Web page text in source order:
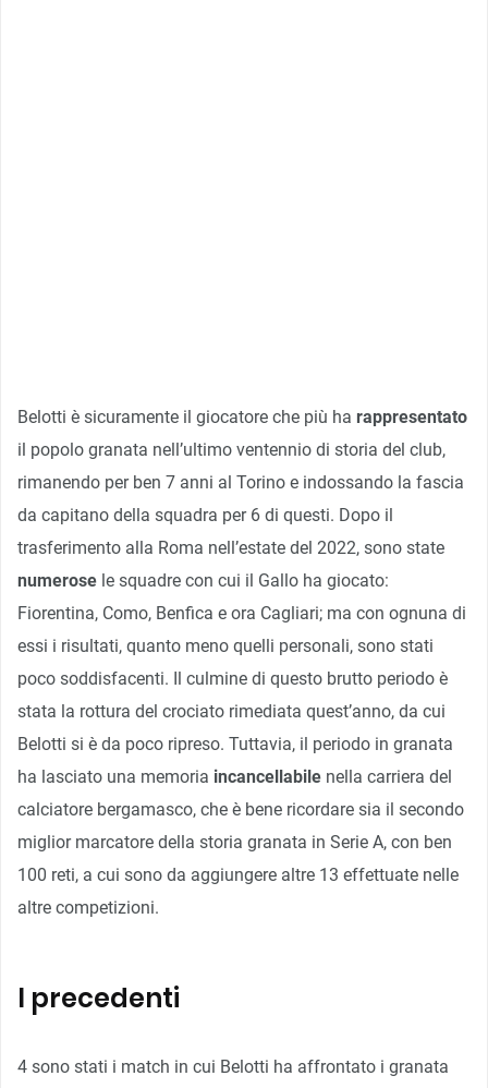
Belotti è sicuramente il giocatore che più ha rappresentato
il popolo granata nell’ultimo ventennio di storia del club,
rimanendo per ben 7 anni al Torino e indossando la fascia
da capitano della squadra per 6 di questi. Dopo il
trasferimento alla Roma nell’estate del 2022, sono state
numerose le squadre con cui il Gallo ha giocato:
Fiorentina, Como, Benfica e ora Cagliari; ma con ognuna di
essi i risultati, quanto meno quelli personali, sono stati
poco soddisfacenti. Il culmine di questo brutto periodo è
stata la rottura del crociato rimediata quest’anno, da cui
Belotti si è da poco ripreso. Tuttavia, il periodo in granata
ha lasciato una memoria incancellabile nella carriera del
calciatore bergamasco, che è bene ricordare sia il secondo
miglior marcatore della storia granata in Serie A, con ben
100 reti, a cui sono da aggiungere altre 13 effettuate nelle
altre competizioni.
I precedenti
4 sono stati i match in cui Belotti ha affrontato i granata